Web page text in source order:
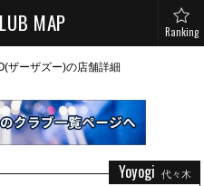
MAP Ranking
ザーザズー)の店舗詳細
Yoyogi 代々木